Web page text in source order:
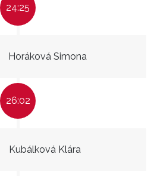
24:25
Horáková Simona
26:02
Kubálková Klára